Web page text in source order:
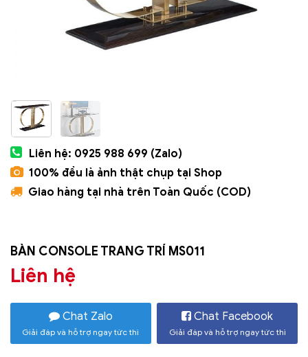
Liên hệ: 0925 988 699 (Zalo)
100% đều là ảnh thật chụp tại Shop
Giao hàng tại nhà trên Toàn Quốc (COD)
BÀN CONSOLE TRANG TRÍ MS011
Liên hệ
Chat Zalo
Giải đáp và hỗ trợ ngay tức thì
Chat Facebook
Giải đáp và hỗ trợ ngay tức thì